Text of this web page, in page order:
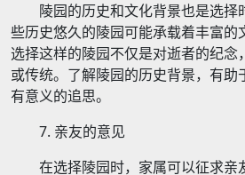
陵园的历史和文化背景也是选择
些历史悠久的陵园可能承载着丰富的
选择这样的陵园不仅是对逝者的纪念
或传统。了解陵园的历史背景，有助
有意义的追思。
7. 亲友的意见
在选择陵园时，家属可以征求亲